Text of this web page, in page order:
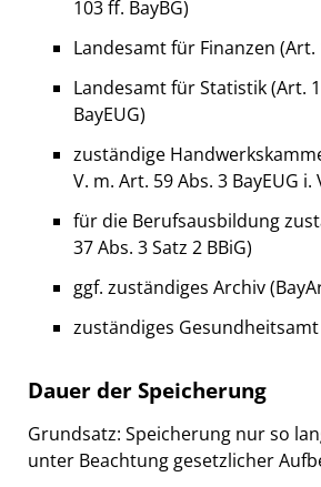
103 ff. BayBG)
Landesamt für Finanzen (Art.
Landesamt für Statistik (Art.
BayEUG)
zuständige
V. m. Art. 59 Abs. 3 BayEUG i.
für die Berufsausbildung
37 Abs. 3 Satz 2 BBiG)
ggf. zuständiges Archiv
zuständiges Gesundheitsamt
Dauer der Speicherung
Grundsatz: Speicherung nur so
unter Beachtung gesetzlicher